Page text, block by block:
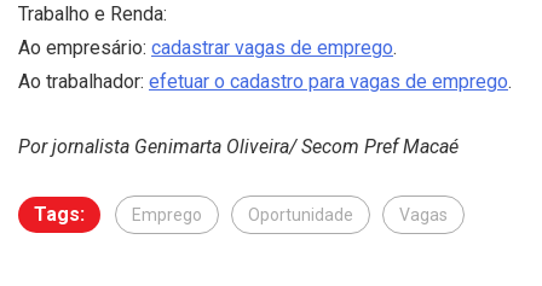
Trabalho e Renda:
Ao empresário: cadastrar vagas de emprego.
Ao trabalhador: efetuar o cadastro para vagas de emprego.
Por jornalista Genimarta Oliveira/ Secom Pref Macaé
Tags: Emprego Oportunidade Vagas